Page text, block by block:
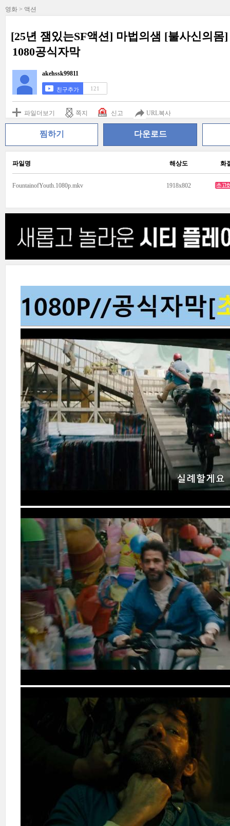
영화 > 액션
[25년 잼있는SF액션] 마법의샘 [불사신의
1080공식자막
akehssk99811
친구추가 121
파일더보기 쪽지 신고 URL복사
찜하기 다운로드
파일명 해상도 화
FountainofYouth.1080p.mkv 1918x802